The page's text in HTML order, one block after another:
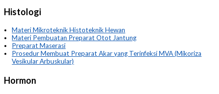
Histologi
Materi Mikroteknik Histoteknik Hewan
Materi Pembuatan Preparat Otot Jantung
Preparat Maserasi
Prosedur Membuat Preparat Akar yang Terinfeksi MVA (Mikoriza
Vesikular Arbuskular)
Hormon